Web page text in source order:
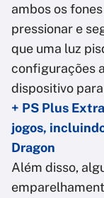
ambos os
pressionar e
que uma luz
configurações
dispositivo
+ PS Plus
jogos,
Dragon
Além disso,